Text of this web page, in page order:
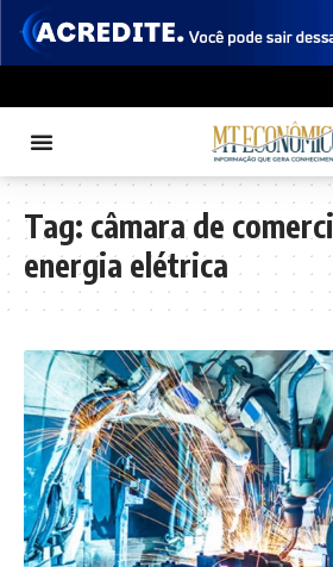
Tag: câmara de
energia elétrica